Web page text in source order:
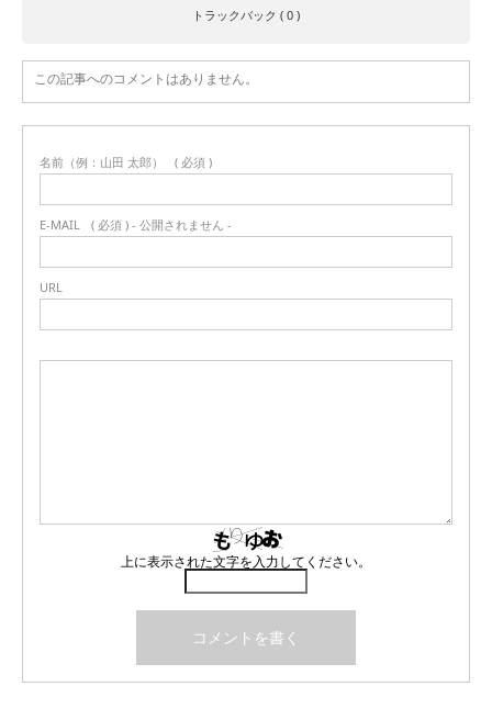
トラックバック ( 0 )
この記事へのコメントはありません。
名前（例：山田 太郎） ( 必須 )
E-MAIL ( 必須 ) - 公開されません -
URL
上に表示された文字を入力してください。